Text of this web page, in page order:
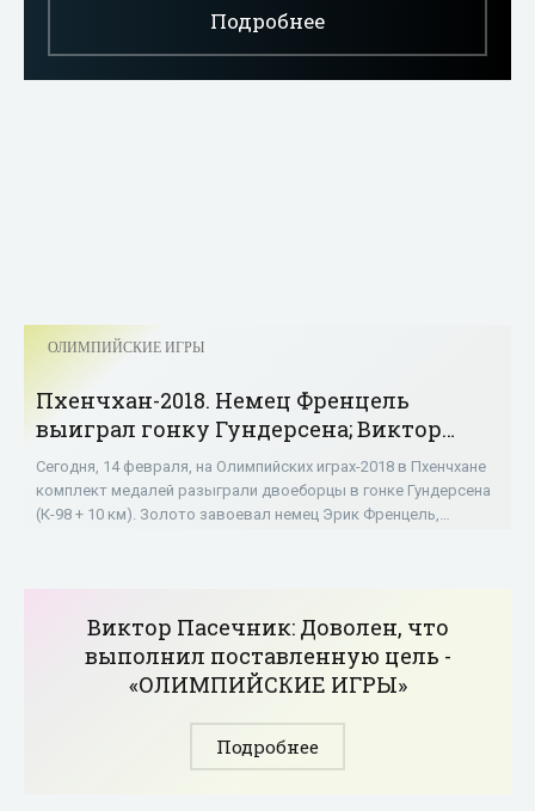
Подробнее
ОЛИМПИЙСКИЕ ИГРЫ
Пхенчхан-2018. Немец Френцель
выиграл гонку Гундерсена; Виктор
Пасичник –30-й - «ОЛИМПИЙСКИЕ
ИГРЫ»
Сегодня, 14 февраля, на Олимпийских играх-2018 в Пхенчхане
комплект медалей разыграли двоеборцы в гонке Гундерсена
(К-98 + 10 км). Золото завоевал немец Эрик Френцель,
Виктор Пасечник: Доволен, что
выполнил поставленную цель -
«ОЛИМПИЙСКИЕ ИГРЫ»
Подробнее